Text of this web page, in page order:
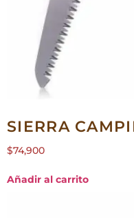
SIERRA
$74,900
Añadir al carrito